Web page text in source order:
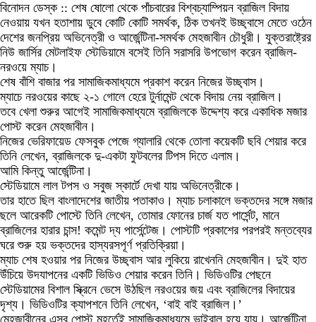
বিনোদন ডেস্ক :: শেষ ষোলো থেকে পাঁচবারের বিশ্বচ্যাম্পিয়ন ব্রাজিল বিদায়
নেওয়ায় যখন হতাশায় ডুবে কোটি কোটি সমর্থক, ঠিক তখনই উচ্ছ্বাসে মেতে ওঠেন
দেশের জনপ্রিয় অভিনেত্রী ও আর্জেন্টিনা-সমর্থক মেহজাবীন চৌধুরী। যুক্তরাষ্ট্রের
নিউ জার্সির মেটলাইফ স্টেডিয়ামে বসেই তিনি সরাসরি উপভোগ করেন ব্রাজিল-
নরওয়ে ম্যাচ।
শেষ বাঁশি বাজার পর সামাজিকমাধ্যমে প্রকাশ করেন নিজের উচ্ছ্বাস।
ম্যাচে নরওয়ের কাছে ২-১ গোলে হেরে টুর্নামেন্ট থেকে বিদায় নেয় ব্রাজিল।
তবে খেলা শুরুর আগেই সামাজিকমাধ্যমে ব্রাজিলকে উদ্দেশ্য করে একাধিক মজার
পোস্ট করেন মেহজাবীন।
নিজের ভেরিফায়েড ফেসবুক পেজে গ্যালারি থেকে তোলা কয়েকটি ছবি শেয়ার করে
তিনি লেখেন, ব্রাজিলকে দু-একটা ফুটবলের টিপস দিতে এলাম।
আমি কিন্তু আর্জেন্টিনা।
স্টেডিয়ামে লাল টপস ও সবুজ স্কার্টে দেখা যায় অভিনেত্রীকে।
তার হাতে ছিল বাংলাদেশের জাতীয় পতাকাও। ম্যাচ চলাকালে ভক্তদের সঙ্গে মজার
ছলে আরেকটি পোস্টে তিনি লেখেন, তোমার ফোনের চার্জ যত পার্সেন্ট, মানে
ব্রাজিলের হারার চান্স! কমেন্ট দ্য পার্সেন্টেজ। পোস্টটি প্রকাশের পরপরই মন্তব্যের
ঘরে শুরু হয় ভক্তদের হাস্যরসপূর্ণ প্রতিক্রিয়া।
ম্যাচ শেষ হওয়ার পর নিজের উচ্ছ্বাস আর লুকিয়ে রাখেননি মেহজাবীন। দুই হাত
উঁচিয়ে উদযাপনের একটি ভিডিও শেয়ার করেন তিনি। ভিডিওটির পেছনে
স্টেডিয়ামের বিশাল স্ক্রিনে ভেসে উঠছিল নরওয়ের জয় এবং ব্রাজিলের বিদায়ের
দৃশ্য। ভিডিওটির ক্যাপশনে তিনি লেখেন, ‘বাই বাই ব্রাজিল।’
মেহজাবীনের এসব পোস্ট মুহূর্তেই সামাজিকমাধ্যমে ভাইরাল হয়ে যায়। আর্জেন্টিনা